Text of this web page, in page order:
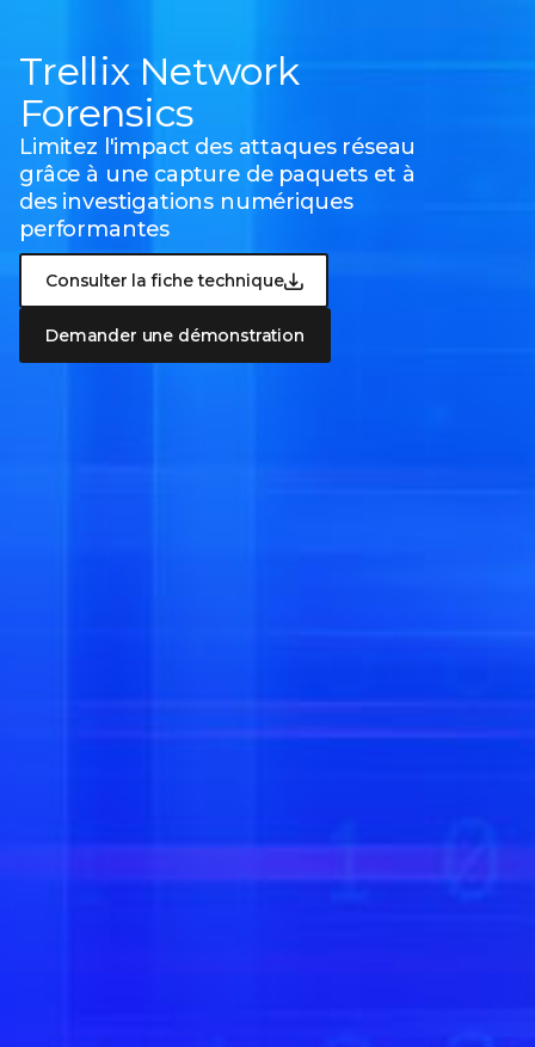
Trellix Network
Forensics
Limitez l'impact des attaques réseau
grâce à une capture de paquets et à
des investigations numériques
performantes
Consulter la fiche technique
Demander une démonstration